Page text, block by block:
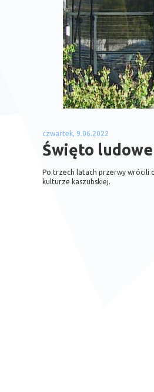
czwartek, 9.06.2022
Święto
Po trzech latach przerwy wrócili
kulturze kaszubskiej.